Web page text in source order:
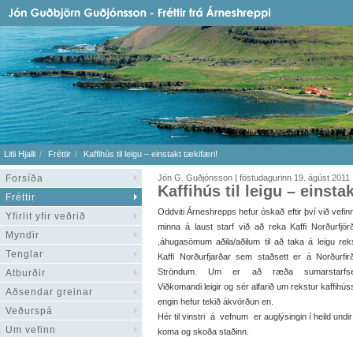
Litli Hjalli Fréttir Kaffihús til leigu – einstakt tækifæri!
Forsíða
Fréttir
Yfirlit yfir veðrið
Myndir
Tenglar
Atburðir
Aðsendar greinar
Veðurspá
Um vefinn
Jón G. Guðjónsson | föstudagurinn 19. ágúst 2011
Kaffihús til leigu –
Oddviti Árneshrepps hefur óskað eftir því við
minna á laust starf við að reka Kaffi
,áhugasömum aðila/aðilum til að taka á leigu
Kaffi Norðurfjarðar sem staðsett er á
Ströndum. Um er að ræða
Viðkomandi leigir og sér alfarið um rekstur
engin hefur tekið ákvörðun en.
Hér til vinstri á vefnum er auglýsingin í heild
koma og skoða staðinn.